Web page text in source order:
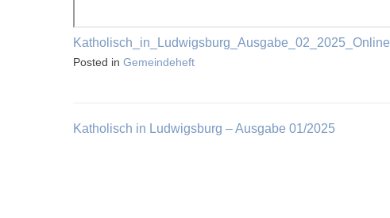
Katholisch_in_Ludwigsburg_Ausgabe_02_2025_Online
Posted in Gemeindeheft
Beitragsnavigation
Katholisch in Ludwigsburg – Ausgabe 01/2025